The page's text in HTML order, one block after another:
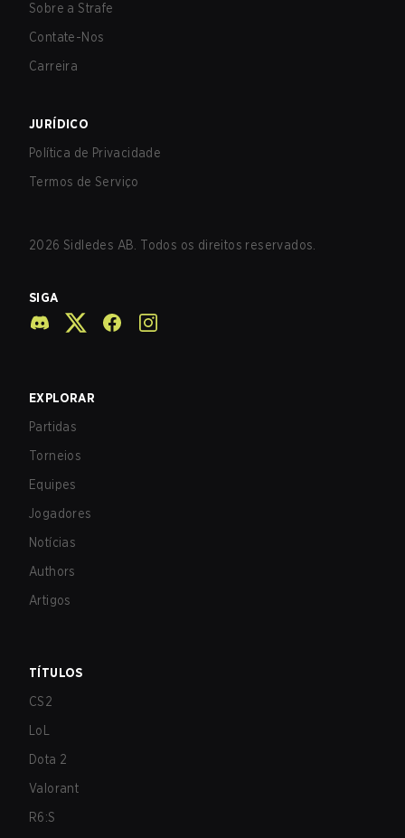
Sobre a Strafe
Contate-Nos
Carreira
JURÍDICO
Política de Privacidade
Termos de Serviço
2026 Sidledes AB. Todos os direitos reservados.
SIGA
EXPLORAR
Partidas
Torneios
Equipes
Jogadores
Notícias
Authors
Artigos
TÍTULOS
CS2
LoL
Dota 2
Valorant
R6:S